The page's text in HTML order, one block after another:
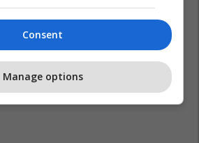
Consent
Manage options